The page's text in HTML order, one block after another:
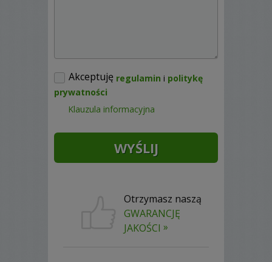
Akceptuję regulamin i politykę
prywatności
Klauzula informacyjna
Otrzymasz naszą
GWARANCJĘ
JAKOŚCI »